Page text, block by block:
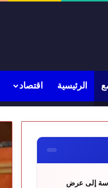
الرئيسية اقتصاد
إلى عرض